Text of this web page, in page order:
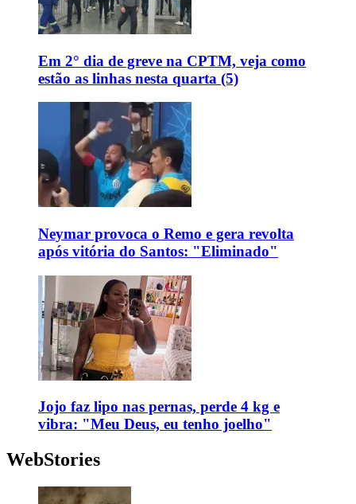
Em 2° dia de greve na CPTM, veja como
estão as linhas nesta quarta (5)
Neymar provoca o Remo e gera revolta
após vitória do Santos: "Eliminado"
Jojo faz lipo nas pernas, perde 4 kg e
vibra: "Meu Deus, eu tenho joelho"
WebStories